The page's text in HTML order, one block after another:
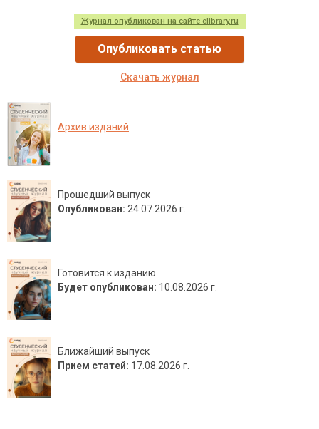
Журнал опубликован на сайте elibrary.ru
Опубликовать статью
Скачать журнал
Архив изданий
Прошедший выпуск
Опубликован: 24.07.2026 г.
Готовится к изданию
Будет опубликован: 10.08.2026 г.
Ближайший выпуск
Прием статей: 17.08.2026 г.